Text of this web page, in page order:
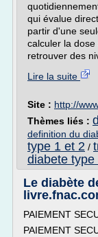
qui évalue
partir d'une
calculer la
retrouver des
Lire la suite
Site : http://
Thèmes liés :
definition du
type 1 et 2 /
diabete type
Le diabète
PAIEMENT
PAIEMENT